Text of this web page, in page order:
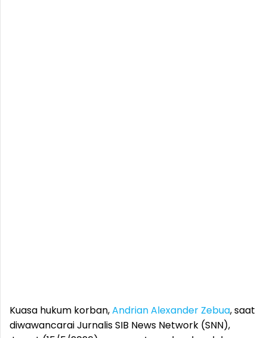
Kuasa hukum korban,Andrian Alexander Zebua, saat
diwawancarai Jurnalis SIB News Network (SNN),